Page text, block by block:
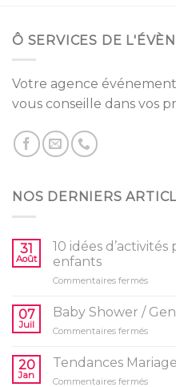
Ô SERVICES DE
Votre agence
vous conseille dans vos
NOS DERNIERS
31
Août
10 idées
enfants
Commentaires ferméssur
idées
pour
de
07
Juil
Baby Shower /
Commentaires ferméssur
Shower
/
Gender
20
Jan
Tendances
Commentaires ferméssur